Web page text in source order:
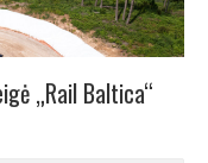
„Rail Baltica“